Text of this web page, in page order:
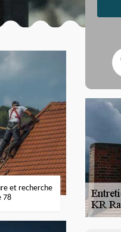
et recherche
78